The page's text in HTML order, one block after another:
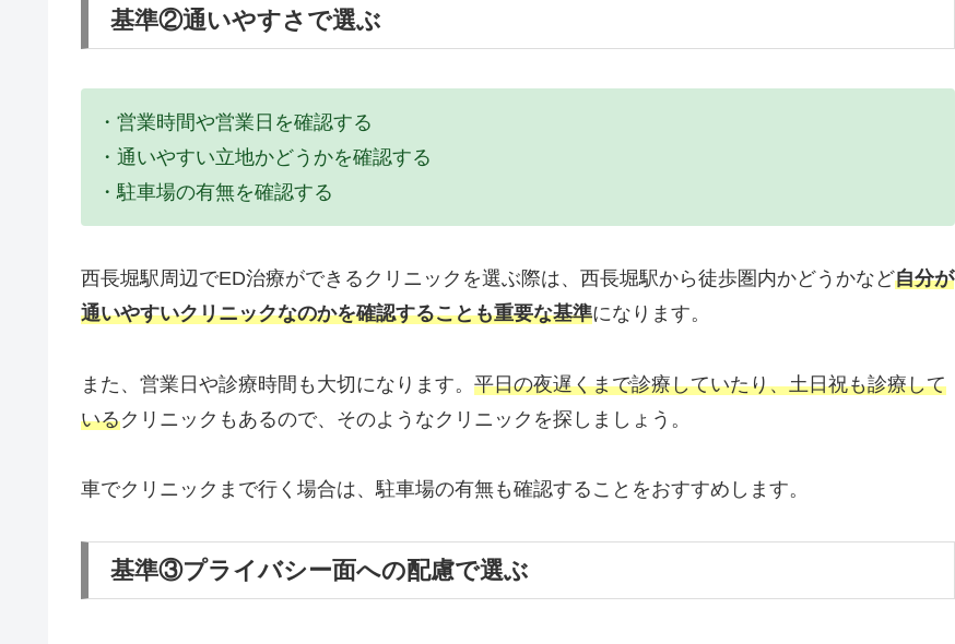
基準②通いやすさで選ぶ
・営業時間や営業日を確認する
・通いやすい立地かどうかを確認する
・駐車場の有無を確認する
西長堀駅周辺でED治療ができるクリニックを選ぶ際は、西長堀駅から徒歩圏内かどうかなど自分が
通いやすいクリニックなのかを確認することも重要な基準になります。
また、営業日や診療時間も大切になります。 平日の夜遅くまで診療していたり、土日祝も診療して
いるクリニックもあるので、そのようなクリニックを探しましょう。
車でクリニックまで行く場合は、駐車場の有無も確認することをおすすめします。
基準③プライバシー面への配慮で選ぶ